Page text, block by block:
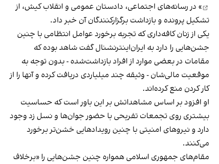
» در رسانه‌های اجتماعی، دادستان عمومی و انقلاب کیش، از
تشکیل پرونده و بازداشت برگزارکنندگان آن خبر داد.
یکی از زنان کافه‌داری که تجربه برخورد عوامل انتظامی با چنین
جشن‌هایی را دارد به ایران‌اینترنشنال گفت شاهد بوده که
مقامات در بعضی موارد از افراد بازداشت‌‌شده - بدون توجه به
موقعیت مالی‌شان - وثیقه چند میلیاردی دریافت کرده و آنها را از
کار کردن منع کرده‌اند.
او افزود بر اساس مشاهداتش بر این باور است که حساسیت
بیشتری روی تجمعات تفریحی با حضور جوان‌ها و نسل زد وجود
دارد و نیروهای امنیتی با چنین رویدادهایی خشن‌تر برخورد
می‌کنند.
مقام‌های جمهوری اسلامی همواره چنین جشن‌هایی را «برخلاف